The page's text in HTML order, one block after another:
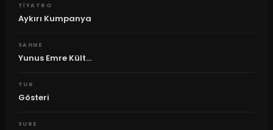
TIYATRO
Aykırı Kumpanya
SAHNE
Yunus Emre Kült...
TUR
Gösteri
SURE